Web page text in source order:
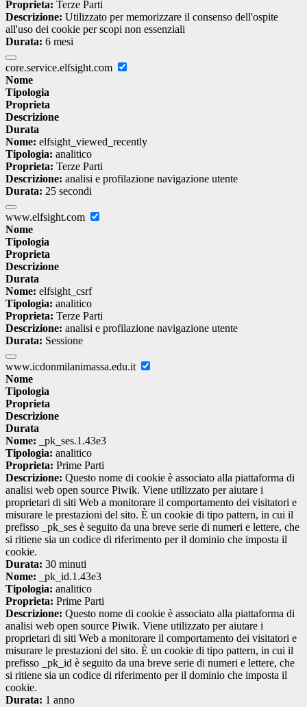
Proprieta: Terze Parti
Descrizione: Utilizzato per memorizzare il consenso dell'ospite
all'uso dei cookie per scopi non essenziali
Durata: 6 mesi
core.service.elfsight.com
Nome
Tipologia
Proprieta
Descrizione
Durata
Nome: elfsight_viewed_recently
Tipologia: analitico
Proprieta: Terze Parti
Descrizione: analisi e profilazione navigazione utente
Durata: 25 secondi
www.elfsight.com
Nome
Tipologia
Proprieta
Descrizione
Durata
Nome: elfsight_csrf
Tipologia: analitico
Proprieta: Terze Parti
Descrizione: analisi e profilazione navigazione utente
Durata: Sessione
www.icdonmilanimassa.edu.it
Nome
Tipologia
Proprieta
Descrizione
Durata
Nome: _pk_ses.1.43e3
Tipologia: analitico
Proprieta: Prime Parti
Descrizione: Questo nome di cookie è associato alla piattaforma di
analisi web open source Piwik. Viene utilizzato per aiutare i
proprietari di siti Web a monitorare il comportamento dei visitatori e
misurare le prestazioni del sito. È un cookie di tipo pattern, in cui il
prefisso _pk_ses è seguito da una breve serie di numeri e lettere, che
si ritiene sia un codice di riferimento per il dominio che imposta il
cookie.
Durata: 30 minuti
Nome: _pk_id.1.43e3
Tipologia: analitico
Proprieta: Prime Parti
Descrizione: Questo nome di cookie è associato alla piattaforma di
analisi web open source Piwik. Viene utilizzato per aiutare i
proprietari di siti Web a monitorare il comportamento dei visitatori e
misurare le prestazioni del sito. È un cookie di tipo pattern, in cui il
prefisso _pk_id è seguito da una breve serie di numeri e lettere, che
si ritiene sia un codice di riferimento per il dominio che imposta il
cookie.
Durata: 1 anno